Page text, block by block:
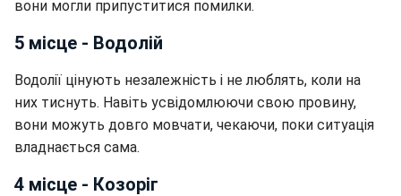
вони могли припуститися помилки.
5 місце - Водолій
Водолії цінують незалежність і не люблять, коли на
них тиснуть. Навіть усвідомлюючи свою провину,
вони можуть довго мовчати, чекаючи, поки ситуація
владнається сама.
4 місце - Козоріг